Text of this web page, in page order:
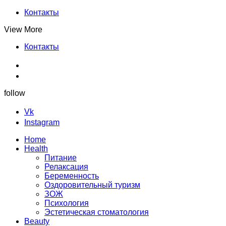
Контакты
View More
Контакты
follow
Vk
Instagram
Home
Health
Питание
Релаксация
Беременность
Оздоровительный туризм
ЗОЖ
Психология
Эстетическая стоматология
Beauty